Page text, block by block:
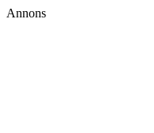
Annons